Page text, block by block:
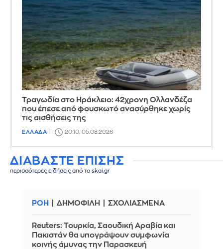
Τραγωδία στο Ηράκλειο: 42χρονη Ολλανδέζα
που έπεσε από φουσκωτό ανασύρθηκε χωρίς
τις αισθήσεις της
ΕΛΛΑΔΑ 20:10, 05.08.2026
ΔΙΑΒΑΣΤΕ ΕΠΙΣΗΣ
περισσότερες ειδήσεις από το skai.gr
ΡΟΗ ΔΗΜΟΦΙΛΗ ΣΧΟΛΙΑΣΜΕΝΑ
Reuters: Τουρκία, Σαουδική Αραβία και
Πακιστάν θα υπογράψουν συμφωνία
κοινής άμυνας την Παρασκευή